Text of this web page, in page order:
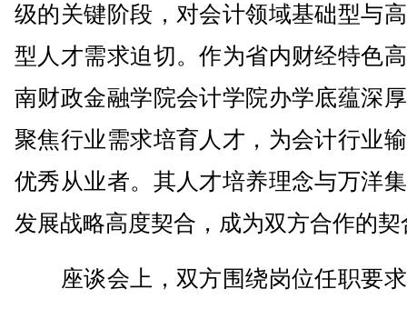
级的关键阶段，对会计领域基础型与
型人才需求迫切。作为省内财经特色
南财政金融学院会计学院办学底蕴深
聚焦行业需求培育人才，为会计行业
优秀从业者。其人才培养理念与万洋
发展战略高度契合，成为双方合作的契
座谈会上，双方围绕岗位任职要